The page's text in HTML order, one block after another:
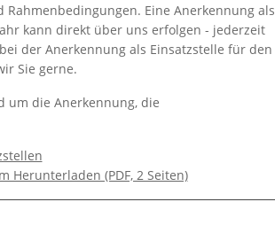
Eine Anerkennung als
kann direkt über uns erfolgen - jederzeit
der Anerkennung als Einsatzstelle für den
Sie gerne.
um die Anerkennung, die
Herunterladen (PDF, 2 Seiten)